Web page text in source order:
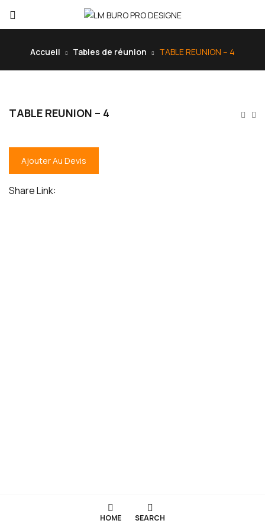
Accueil Tables de réunion TABLE REUNION – 4
TABLE REUNION – 4
Ajouter Au Devis
Share Link:
HOME SEARCH